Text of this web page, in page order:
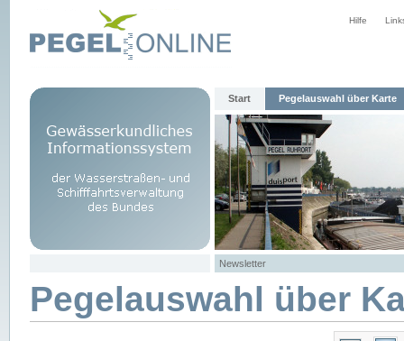
Hilfe
Start Pegelauswahl über Karte
Newsletter
Pegelauswahl über